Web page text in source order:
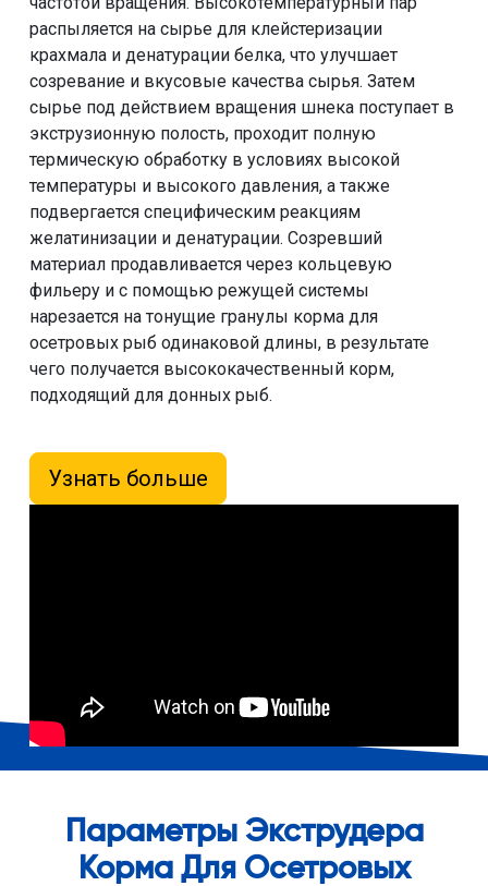
распыляется на сырье для клейстеризации
крахмала и денатурации белка, что улучшает
созревание и вкусовые качества сырья. Затем
сырье под действием вращения шнека поступает в
экструзионную полость, проходит полную
термическую обработку в условиях высокой
температуры и высокого давления, а также
подвергается специфическим реакциям
желатинизации и денатурации. Созревший
материал продавливается через кольцевую
фильеру и с помощью режущей системы
нарезается на тонущие гранулы корма для
осетровых рыб одинаковой длины, в результате
чего получается высококачественный корм,
подходящий для донных рыб.
Узнать больше
Параметры Экструдера
Корма Для Осетровых